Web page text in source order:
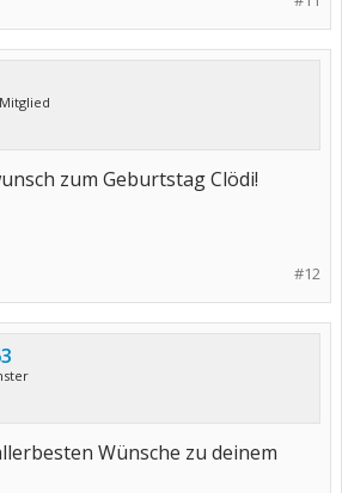
zum Geburtstag Clödi!
#12
Wünsche zu deinem